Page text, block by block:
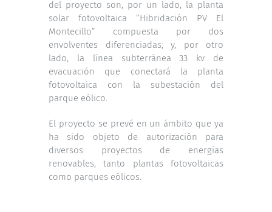
del proyecto son, por un lado, la planta
solar fotovoltaica “Hibridación PV El
Montecillo” compuesta por dos
envolventes diferenciadas; y, por otro
lado, la línea subterránea 33 kv de
evacuación que conectará la planta
fotovoltaica con la subestación del
parque eólico.
El proyecto se prevé en un ámbito que ya
ha sido objeto de autorización para
diversos proyectos de energías
renovables, tanto plantas fotovoltaicas
como parques eólicos.